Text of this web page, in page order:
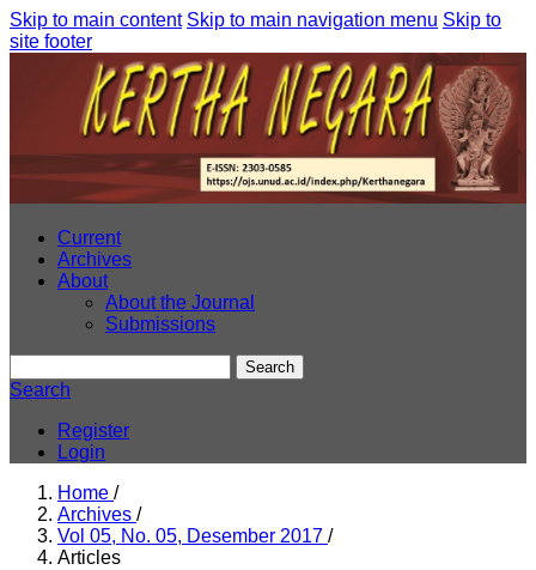
Skip to main content Skip to main navigation menu Skip to
site footer
Current
Archives
About
About the Journal
Submissions
Search
Search
Register
Login
Home /
Archives /
Vol 05, No. 05, Desember 2017 /
Articles